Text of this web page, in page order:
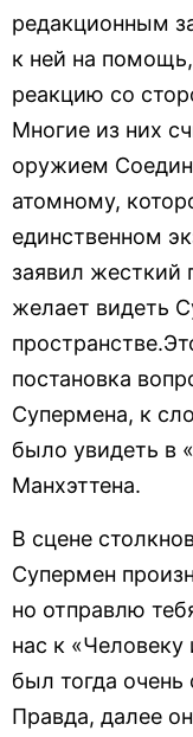
редакционным
к ней на
реакцию со
Многие из них
оружием
атомному,
единственном
заявил жесткий
желает видеть
постановка
Супермена, к
было увидеть в
Манхэттена.
В сцене
Супермен
но отправлю
нас к
был тогда очень
Правда, далее